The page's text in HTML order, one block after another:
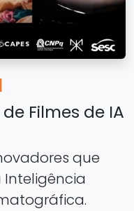
Filmes de IA
que